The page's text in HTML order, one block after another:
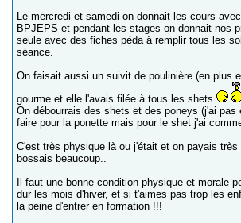
Le mercredi et samedi on donnait les cours
BPJEPS et pendant les stages on donnait nos
seule avec des fiches péda à remplir tous les
séance.
On faisait aussi un suivit de poulinière (en plus
gourme et elle l'avais filée à tous les shets
On débourrais des shets et des poneys (j'ai pas
faire pour la ponette mais pour le shet j'ai
C'est très physique là ou j'était et on payais très
bossais beaucoup..
Il faut une bonne condition physique et morale
dur les mois d'hiver, et si t'aimes pas trop les
la peine d'entrer en formation !!!